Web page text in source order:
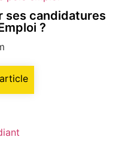
ses candidatures
?